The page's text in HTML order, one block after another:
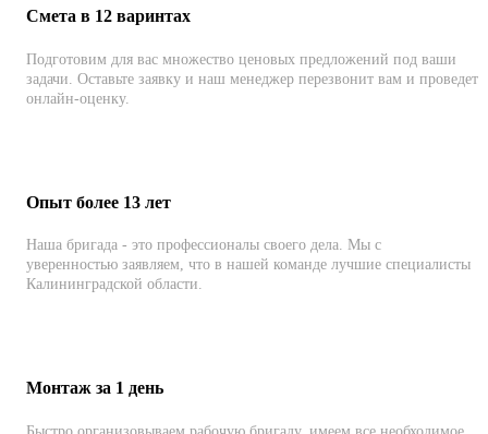
Смета в 12 варинтах
Подготовим для вас множество ценовых предложений под ваши
задачи. Оставьте заявку и наш менеджер перезвонит вам и проведет
онлайн-оценку.
Опыт более 13 лет
Наша бригада - это профессионалы своего дела. Мы с
уверенностью заявляем, что в нашей команде лучшие специалисты
Калининградской области.
Монтаж за 1 день